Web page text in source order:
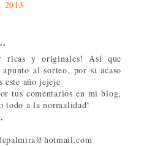
2013
ricas y originales! Así que
al sorteo, por si acaso
este año jejeje
tus comentarios en mi blog,
todo a la normalidad!